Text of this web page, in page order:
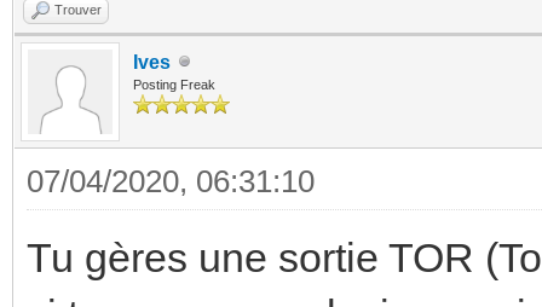
Trouver
Ives
Posting Freak
07/04/2020, 06:31:10
Tu gères une sortie TOR